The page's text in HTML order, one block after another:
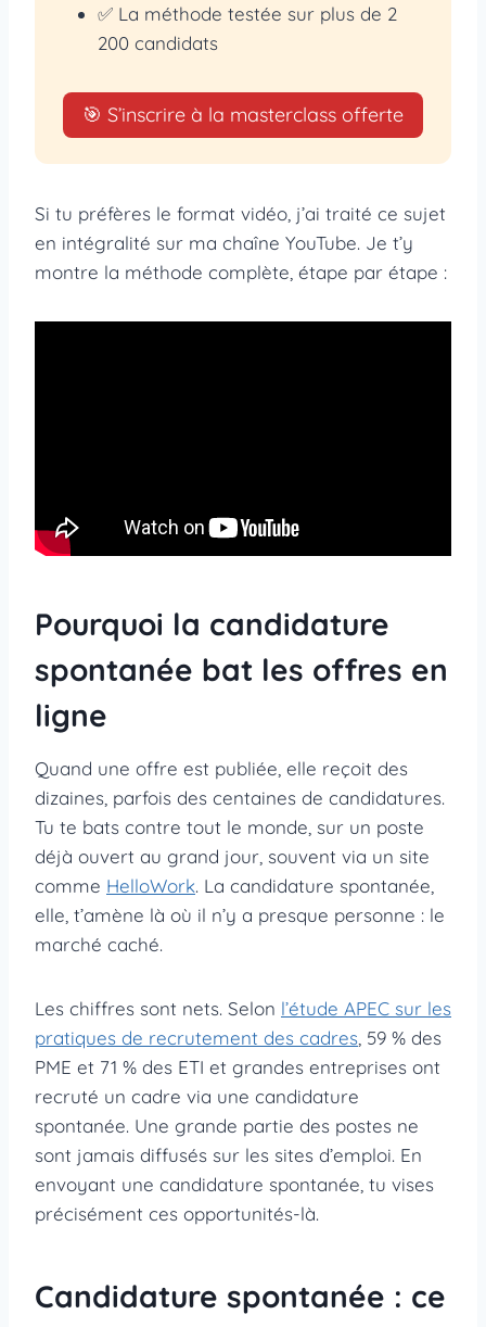
✅ La méthode testée sur plus de 2
200 candidats
🎯 S’inscrire à la masterclass offerte
Si tu préfères le format vidéo, j’ai traité ce sujet
en intégralité sur ma chaîne YouTube. Je t’y
montre la méthode complète, étape par étape :
Pourquoi la candidature
spontanée bat les offres en
ligne
Quand une offre est publiée, elle reçoit des
dizaines, parfois des centaines de candidatures.
Tu te bats contre tout le monde, sur un poste
déjà ouvert au grand jour, souvent via un site
comme HelloWork. La candidature spontanée,
elle, t’amène là où il n’y a presque personne : le
marché caché.
Les chiffres sont nets. Selon l’étude APEC sur les
pratiques de recrutement des cadres , 59 % des
PME et 71 % des ETI et grandes entreprises ont
recruté un cadre via une candidature
spontanée. Une grande partie des postes ne
sont jamais diffusés sur les sites d’emploi. En
envoyant une candidature spontanée, tu vises
précisément ces opportunités-là.
Candidature spontanée : ce